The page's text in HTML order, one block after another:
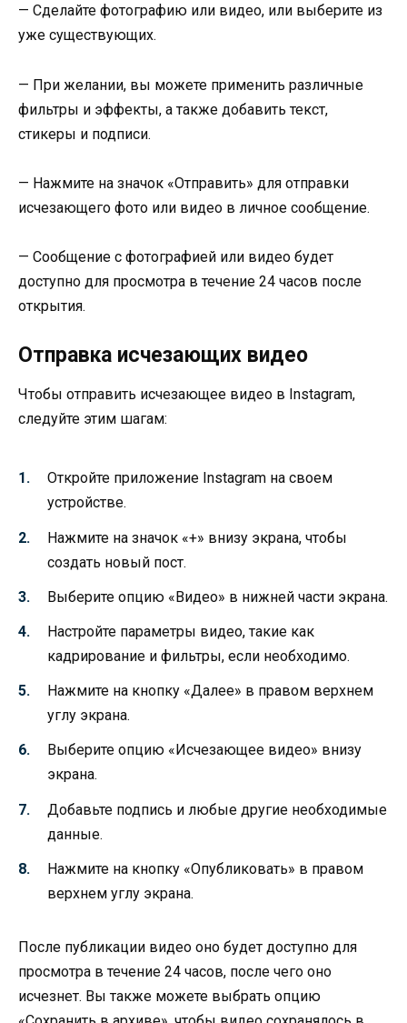
— Сделайте фотографию или видео, или выберите из
уже существующих.
— При желании, вы можете применить различные
фильтры и эффекты, а также добавить текст,
стикеры и подписи.
— Нажмите на значок «Отправить» для отправки
исчезающего фото или видео в личное сообщение.
— Сообщение с фотографией или видео будет
доступно для просмотра в течение 24 часов после
открытия.
Отправка исчезающих видео
Чтобы отправить исчезающее видео в Instagram,
следуйте этим шагам:
Откройте приложение Instagram на своем
устройстве.
Нажмите на значок «+» внизу экрана, чтобы
создать новый пост.
Выберите опцию «Видео» в нижней части экрана.
Настройте параметры видео, такие как
кадрирование и фильтры, если необходимо.
Нажмите на кнопку «Далее» в правом верхнем
углу экрана.
Выберите опцию «Исчезающее видео» внизу
экрана.
Добавьте подпись и любые другие необходимые
данные.
Нажмите на кнопку «Опубликовать» в правом
верхнем углу экрана.
После публикации видео оно будет доступно для
просмотра в течение 24 часов, после чего оно
исчезнет. Вы также можете выбрать опцию